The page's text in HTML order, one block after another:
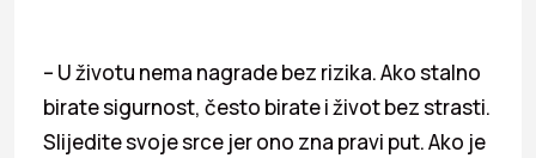
– U životu nema nagrade bez rizika. Ako stalno
birate sigurnost, često birate i život bez strasti.
Slijedite svoje srce jer ono zna pravi put. Ako je